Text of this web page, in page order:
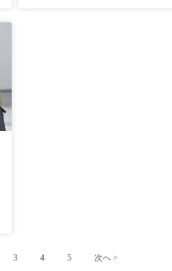
3 4 5 次へ >